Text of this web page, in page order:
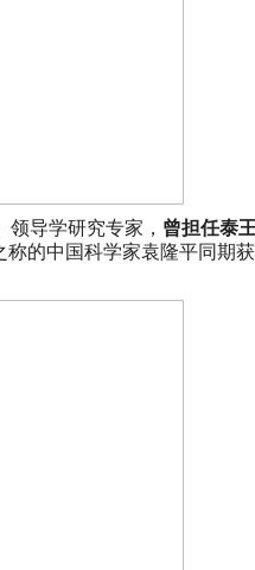
导学研究专家， 曾担任泰
称的中国科学家袁隆平同